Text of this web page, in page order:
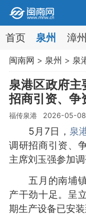
首页 泉州 漳州
闽南网 > 泉州 > 泉
泉港区政府主
招商引资、争
福传泉港 2026-05-08
5月7日， 泉
调研招商引资、
主席刘玉强参加调
五月的南埔镇
产干劲十足。呈
期生产设备已安